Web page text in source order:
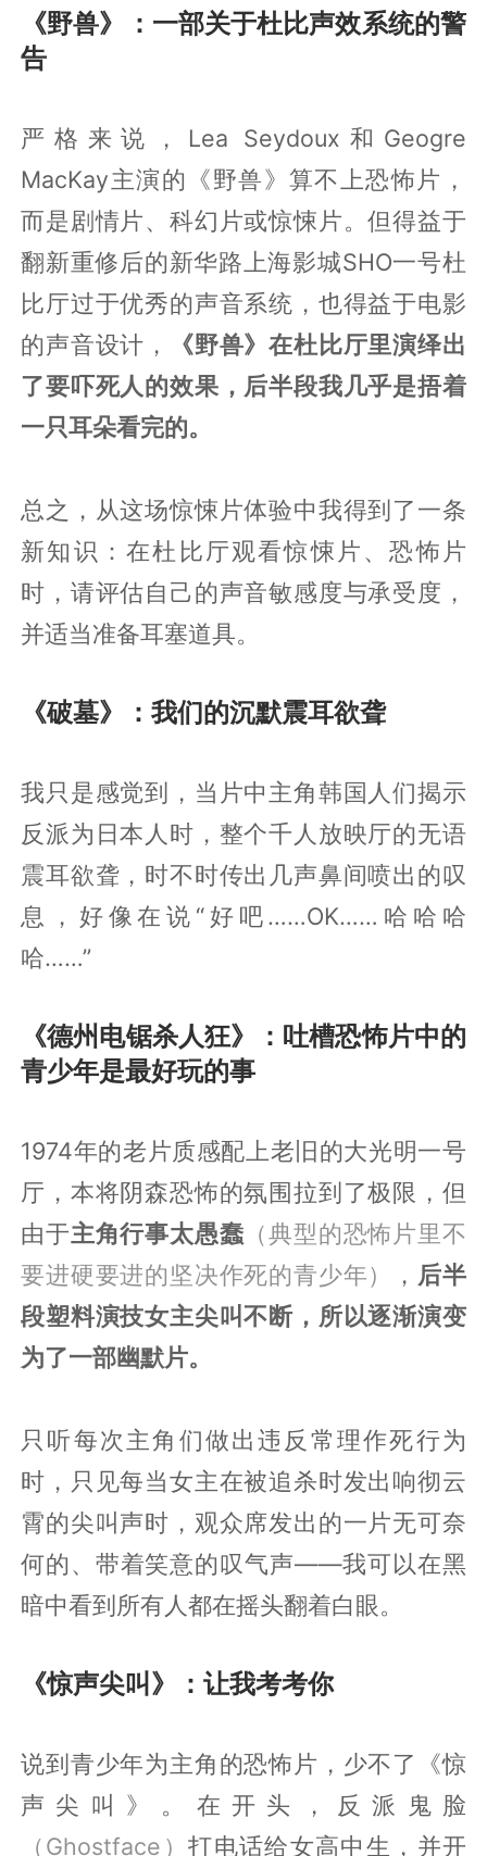
《野兽》：一部关于杜比声效系统的警
告
严格来说，Lea Seydoux和Geogre
MacKay主演的《野兽》算不上恐怖片，
而是剧情片、科幻片或惊悚片。但得益于
翻新重修后的新华路上海影城SHO一号杜
比厅过于优秀的声音系统，也得益于电影
的声音设计，
《野兽》在杜比厅里演绎出
了要吓死人的效果，后半段我几乎是捂着
一只耳朵看完的。
总之，从这场惊悚片体验中我得到了一条
新知识：在杜比厅观看惊悚片、恐怖片
时，请评估自己的声音敏感度与承受度，
并适当准备耳塞道具。
《破墓》：我们的沉默震耳欲聋
我只是感觉到，当片中主角韩国人们揭示
反派为日本人时，整个千人放映厅的无语
震耳欲聋，时不时传出几声鼻间喷出的叹
息，好像在说“好吧……OK……哈哈哈
哈……”
《德州电锯杀人狂》：吐槽恐怖片中的
青少年是最好玩的事
1974年的老片质感配上老旧的大光明一号
厅，本将阴森恐怖的氛围拉到了极限，但
由于主角行事太愚蠢 （典型的恐怖片里不
要进硬要进的坚决作死的青少年）
， 后半
段塑料演技女主尖叫不断，所以逐渐演变
为了一部幽默片。
只听每次主角们做出违反常理作死行为
时，只见每当女主在被追杀时发出响彻云
霄的尖叫声时，观众席发出的一片无可奈
何的、带着笑意的叹气声——我可以在黑
暗中看到所有人都在摇头翻着白眼。
《惊声尖叫》：让我考考你
说到青少年为主角的恐怖片，少不了《惊
声尖叫》。在开头，反派鬼脸
（Ghostface）打电话给女高中生，并开